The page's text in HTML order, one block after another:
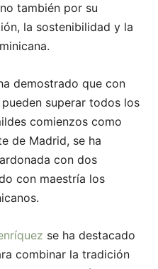
también por su
la sostenibilidad y la
demostrado que con
superar todos los
comienzos como
de Madrid, se ha
con dos
con maestría los
se ha destacado
combinar la tradición